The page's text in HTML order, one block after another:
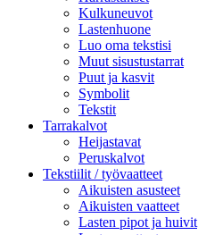
Kulkuneuvot
Lastenhuone
Luo oma tekstisi
Muut sisustustarrat
Puut ja kasvit
Symbolit
Tekstit
Tarrakalvot
Heijastavat
Peruskalvot
Tekstiilit / työvaatteet
Aikuisten asusteet
Aikuisten vaatteet
Lasten pipot ja huivit